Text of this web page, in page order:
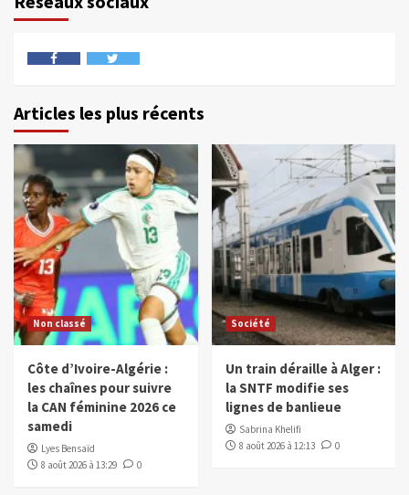
Articles les plus récents
Non classé
Côte d’Ivoire-Algérie :
les chaînes pour suivre
la CAN féminine 2026 ce
samedi
Lyes Bensaïd
8 août 2026 à 13:29
0
Société
Un train déraille à Alger :
la SNTF modifie ses
lignes de banlieue
Sabrina Khelifi
8 août 2026 à 12:13
0